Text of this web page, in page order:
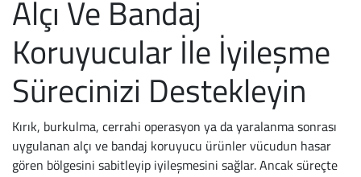
Sabo
Ev Terliği
Hassas Ayaklar
Bot
Terlik
Sandalet
Erkek Çocuk
İlk Adım
Markalar
IMAC
Ara Shoes
Berkemann
Takım Elbise
Çanta Askılığı
Valiz
Kabin Boy Valiz
Uzun Şemsiyeler
Çoraplar
Günlük Çoraplar
Çocuk Çorapları
Seyahat Çorapları
Antiemboli
Diyabet Çorapları
Dinlendirici Varis
Crocs
Jibbitz
Dr. Scholl
Ferre Milano
İade, İptal &
Gizlilik Politikası
Aydınlatma Metni
Çerez Tercihleri
Alçı Ve Bandaj
Koruyucular İle İyileşme
Sürecinizi Destekleyin
Kırık, burkulma, cerrahi operasyon ya da yaralanma sonrası
uygulanan alçı ve bandaj koruyucu ürünler vücudun hasar
gören bölgesini sabitleyip iyileşmesini sağlar. Ancak süreçte